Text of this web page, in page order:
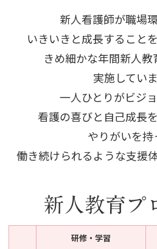
新人看護師が職場
いきいきと成長すること
きめ細かな年間新人教
実施していま
一人ひとりがビジョ
看護の喜びと自己成長
やりがいを持
働き続けられるような支援
新人教育プ
研修・学習